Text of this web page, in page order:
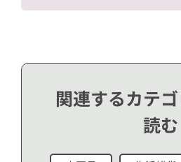
関連するカテ
読む